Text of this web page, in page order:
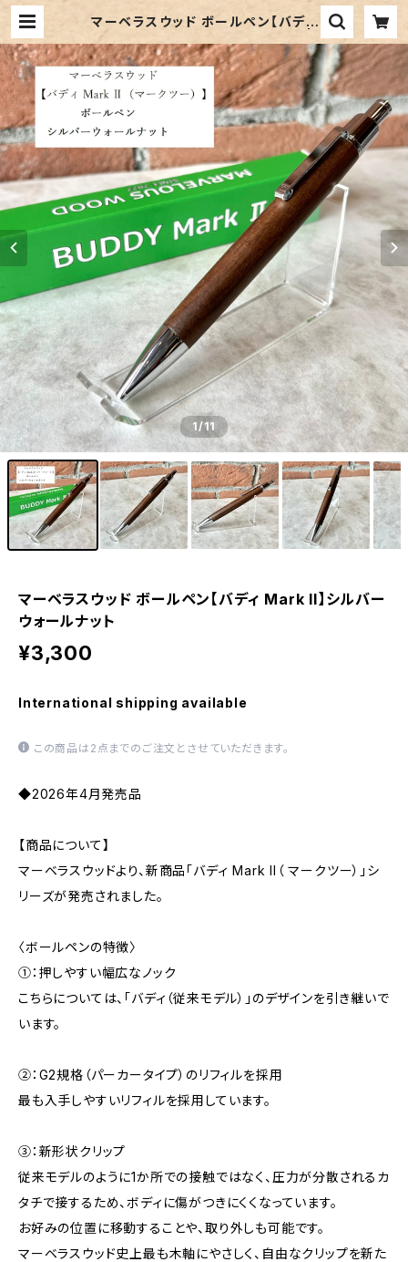
マーベラスウッド ボールペン【バディ
Mark II】シルバーウォールナット |
ペンネジューク
1/11
マーベラスウッド ボールペン【バディ Mark II】シルバー
ウォールナット
¥3,300
International shipping available
この商品は2点までのご注文とさせていただきます。
◆2026年4月発売品
【商品について】
マーベラスウッドより、新商品「バディ Mark II（ マークツー）」シ
リーズが発売されました。
〈ボールペンの特徴〉
①：押しやすい幅広なノック
こちらについては、「バディ（従来モデル）」のデザインを引き継いで
います。
②：G2規格（パーカータイプ）のリフィルを採用
最も入手しやすいリフィルを採用しています。
③：新形状クリップ
従来モデルのように1か所での接触ではなく、圧力が分散されるカ
タチで接するため、ボディに傷がつきにくくなっています。
お好みの位置に移動することや、取り外しも可能です。
マーベラスウッド史上最も木軸にやさしく、自由なクリップを新た